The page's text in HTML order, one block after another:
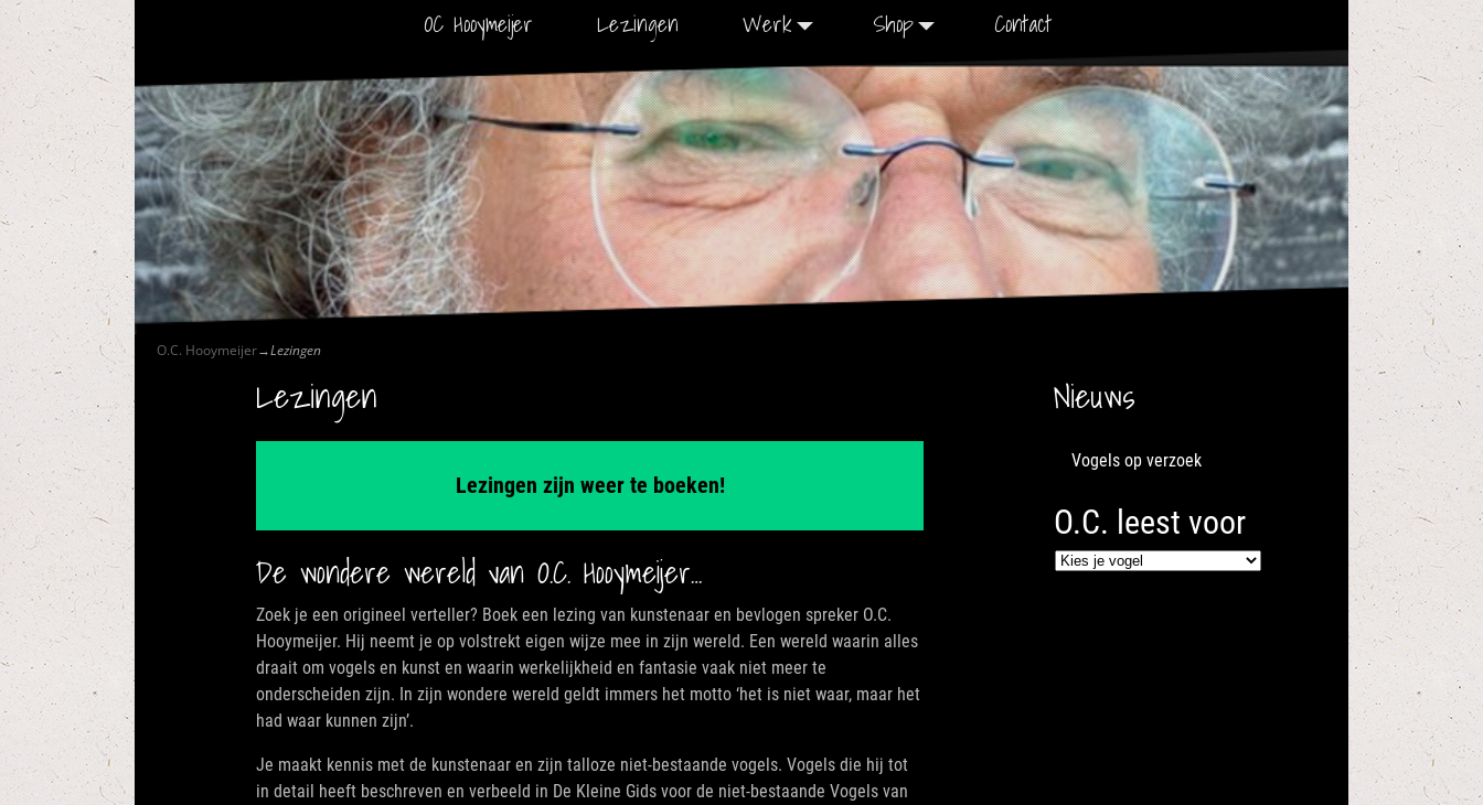
OC Hooymeijer Lezingen Werk Shop Contact
O.C. Hooymeijer→Lezingen
Lezingen
Lezingen zijn weer te boeken!
De wondere wereld van O.C. Hooymeijer…
Zoek je een origineel verteller? Boek een lezing van kunstenaar en bevlogen spreker O.C.
Hooymeijer. Hij neemt je op volstrekt eigen wijze mee in zijn wereld. Een wereld waarin alles
draait om vogels en kunst en waarin werkelijkheid en fantasie vaak niet meer te
onderscheiden zijn. In zijn wondere wereld geldt immers het motto ‘het is niet waar, maar het
had waar kunnen zijn’.
Je maakt kennis met de kunstenaar en zijn talloze niet-bestaande vogels. Vogels die hij tot
in detail heeft beschreven en verbeeld in De Kleine Gids voor de niet-bestaande Vogels van
Nieuws
Vogels op verzoek
O.C. leest voor